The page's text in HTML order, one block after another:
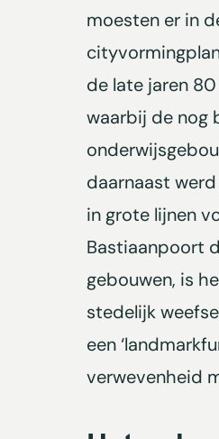
moesten er in
de late jaren
waarbij de nog
daarnaast
in grote lijnen
Bastiaanpoort
gebouwen, is
stedelijk
een
verwevenheid